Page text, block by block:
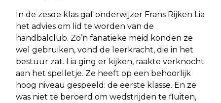
In de zesde klas gaf onderwijzer Frans Rijken Lia
het advies om lid te worden van de
handbalclub. Zo’n fanatieke meid konden ze
wel gebruiken, vond de leerkracht, die in het
bestuur zat. Lia ging er kijken, raakte verknocht
aan het spelletje. Ze heeft op een behoorlijk
hoog niveau gespeeld: de eerste klasse. En ze
was niet te beroerd om wedstrijden te fluiten,